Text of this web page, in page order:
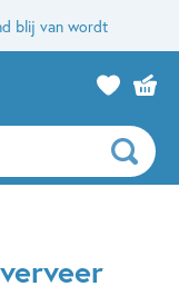
blij van wordt